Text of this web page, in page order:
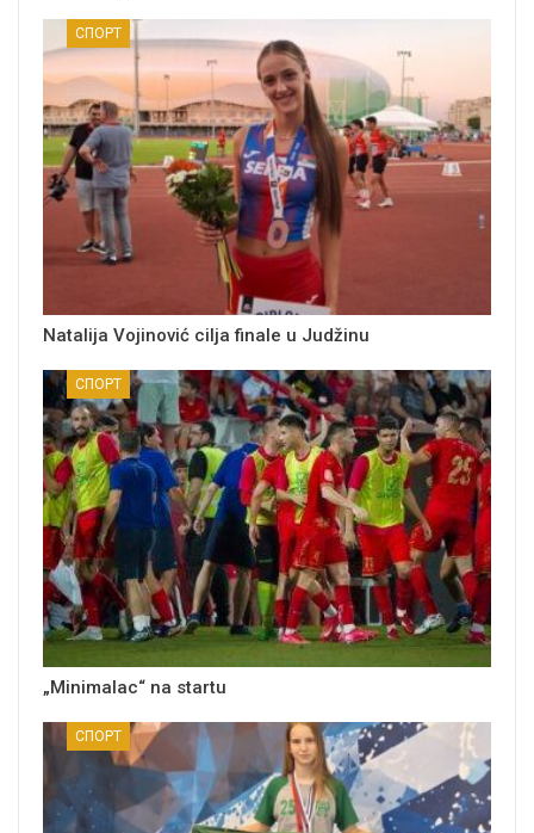
СПОРТ
Natalija Vojinović cilja finale u Judžinu
СПОРТ
„Minimalac“ na startu
СПОРТ